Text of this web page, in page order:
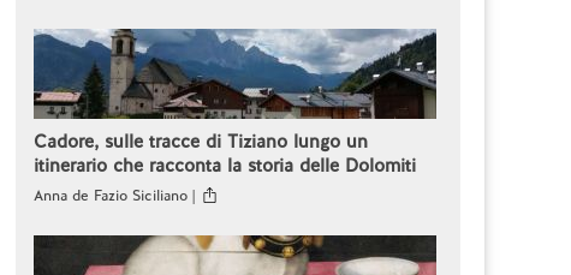
Cadore, sulle tracce di Tiziano lungo un
itinerario che racconta la storia delle Dolomiti
Anna de Fazio Siciliano |